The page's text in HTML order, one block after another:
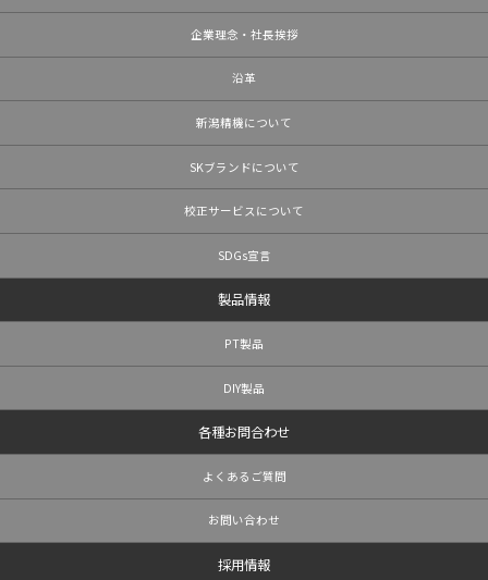
企業理念・社長挨拶
沿革
新潟精機について
SKブランドについて
校正サービスについて
SDGs宣言
製品情報
PT製品
DIY製品
各種お問合わせ
よくあるご質問
お問い合わせ
採用情報